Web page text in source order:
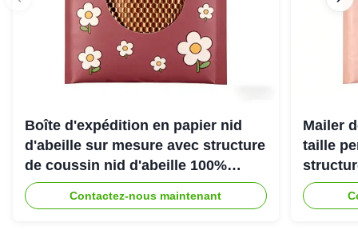
Boîte d'expédition en papier nid
d'abeille sur mesure avec structure
de coussin nid d'abeille 100%
recyclable pour emballage de
protection écologique
Contactez-nous maintenant
Mailer
taille
une